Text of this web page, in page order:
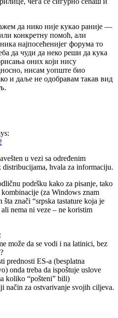
да нико није кукао раније —
конкретну помоћ, али
најпосећенијег форума то
да чуди да неко реши да кука
оних који нису
нисам уопште био
и даље не одобравам такав вид
u vezi sa određenim
hvala za informaciju.
podršku kako za pisanje, tako
(za Windows znam
šta znači “srpska tastature koja je
nema ni veze – ne koristim
može da se vodi i na latinici, bez
prednosti ES-a (besplatna
onda treba da ispoštuje uslove
koliko “pošteni” bili)
način za ostvarivanje svojih ciljeva.